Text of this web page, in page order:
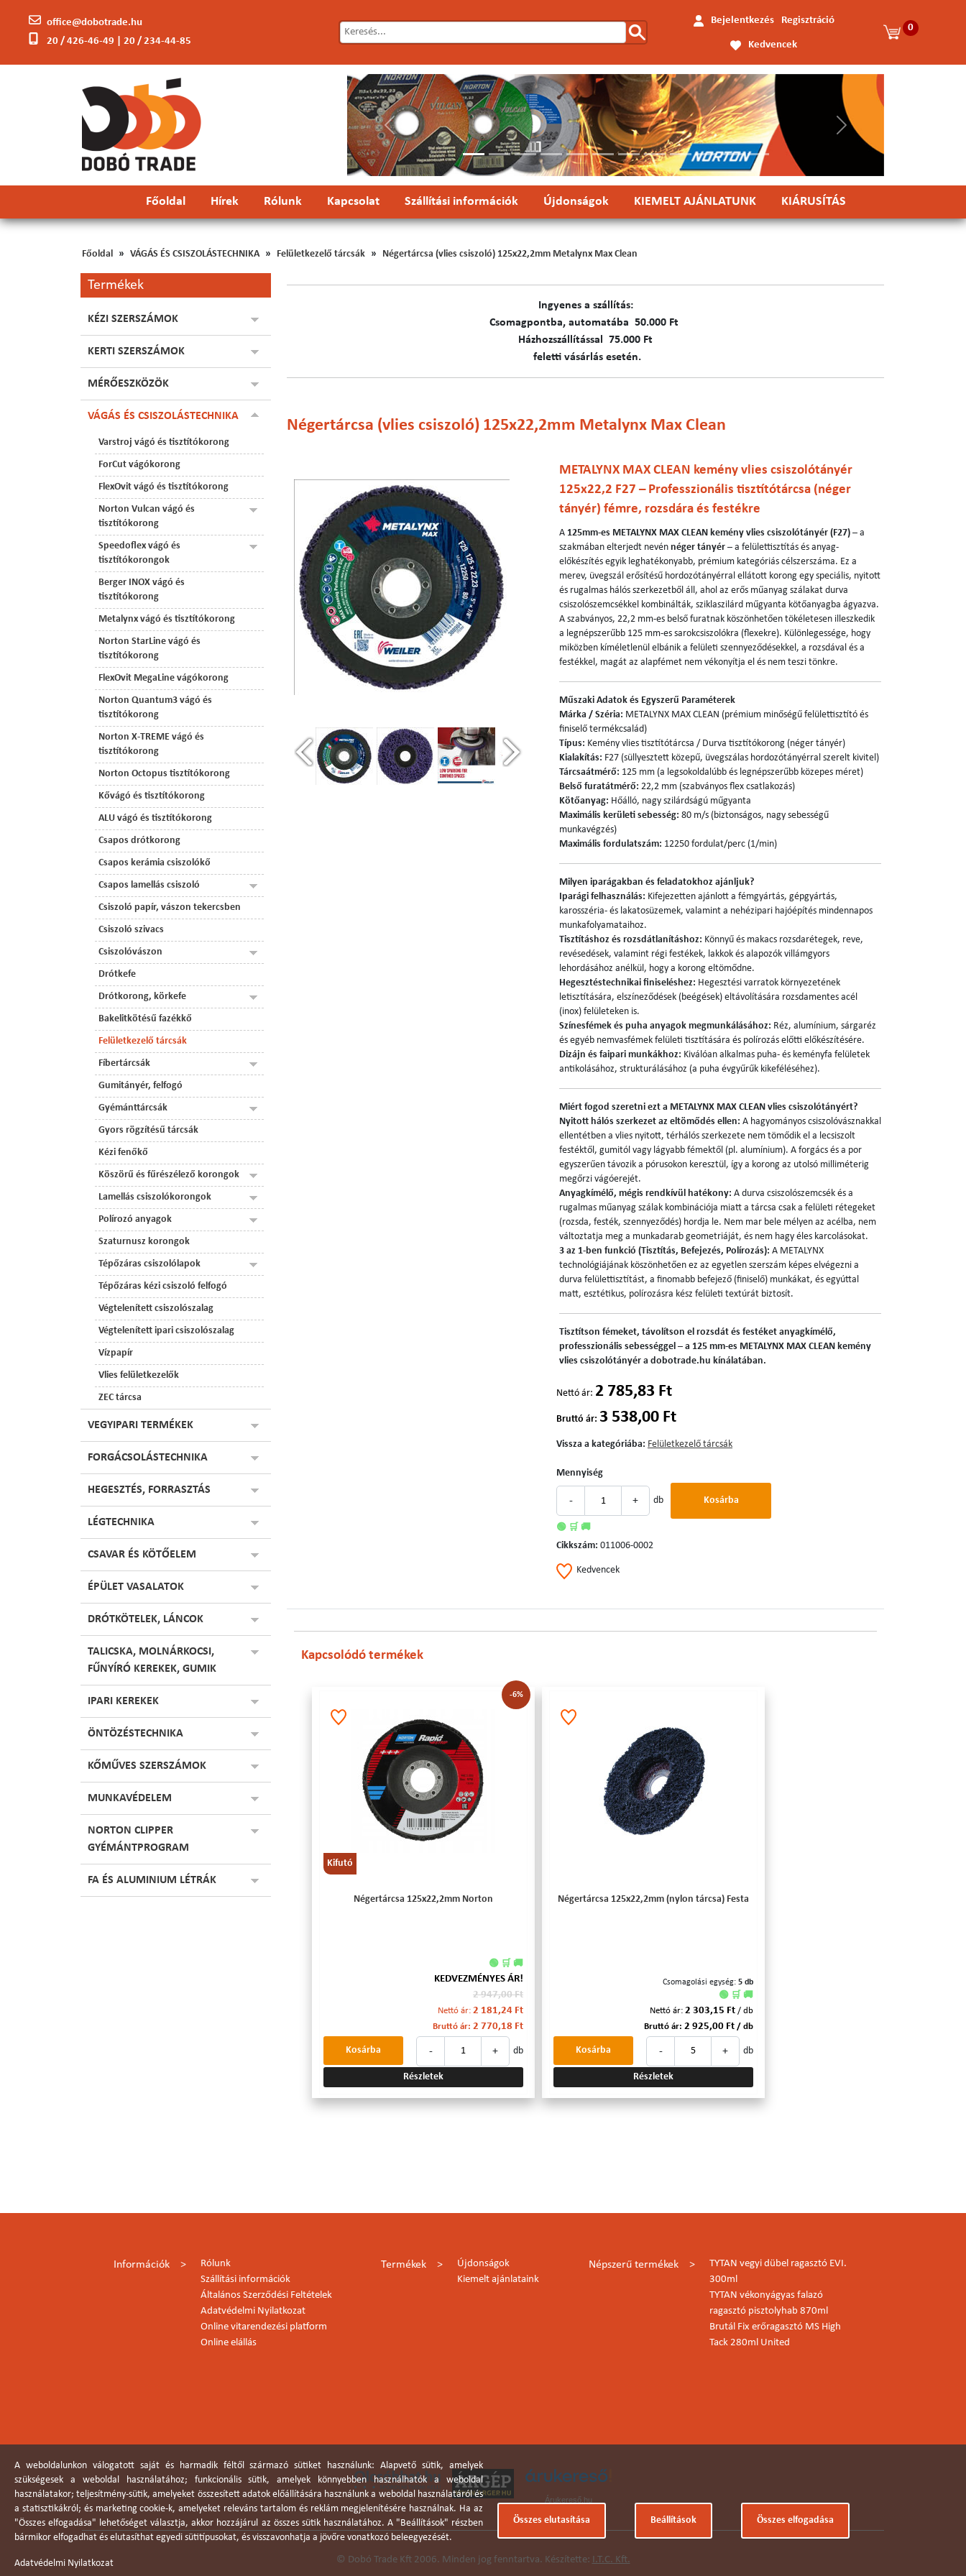
office@dobotrade.hu
20 / 426-46-49 | 20 / 234-44-85
Bejelentkezés Regisztráció
Kedvencek
0
Előző Következő
Főoldal Hírek Rólunk Kapcsolat Szállítási információk Újdonságok KIEMELT AJÁNLATUNK KIÁRUSÍTÁS
Főoldal VÁGÁS ÉS CSISZOLÁSTECHNIKA Felületkezelő tárcsák Négertárcsa (vlies csiszoló) 125x22,2mm Metalynx Max Clean
Termékek
KÉZI SZERSZÁMOK
KERTI SZERSZÁMOK
MÉRŐESZKÖZÖK
VÁGÁS ÉS CSISZOLÁSTECHNIKA
Varstroj vágó és tisztítókorong
ForCut vágókorong
FlexOvit vágó és tisztítókorong
Norton Vulcan vágó és
tisztítókorong
Speedoflex vágó és
tisztítókorongok
Berger INOX vágó és
tisztítókorong
Metalynx vágó és tisztítókorong
Norton StarLine vágó és
tisztítókorong
FlexOvit MegaLine vágókorong
Norton Quantum3 vágó és
tisztítókorong
Norton X-TREME vágó és
tisztítókorong
Norton Octopus tisztítókorong
Kővágó és tisztítókorong
ALU vágó és tisztítókorong
Csapos drótkorong
Csapos kerámia csiszolókő
Csapos lamellás csiszoló
Csiszoló papír, vászon tekercsben
Csiszoló szivacs
Csiszolóvászon
Drótkefe
Drótkorong, körkefe
Bakelitkötésű fazékkő
Felületkezelő tárcsák
Fíbertárcsák
Gumitányér, felfogó
Gyémánttárcsák
Gyors rögzítésű tárcsák
Kézi fenőkő
Köszörű és fűrészélező korongok
Lamellás csiszolókorongok
Polírozó anyagok
Szaturnusz korongok
Tépőzáras csiszolólapok
Tépőzáras kézi csiszoló felfogó
Végtelenített csiszolószalag
Végtelenített ipari csiszolószalag
Vízpapír
Vlies felületkezelők
ZEC tárcsa
VEGYIPARI TERMÉKEK
FORGÁCSOLÁSTECHNIKA
HEGESZTÉS, FORRASZTÁS
LÉGTECHNIKA
CSAVAR ÉS KÖTŐELEM
ÉPÜLET VASALATOK
DRÓTKÖTELEK, LÁNCOK
TALICSKA, MOLNÁRKOCSI,
FŰNYÍRÓ KEREKEK, GUMIK
IPARI KEREKEK
ÖNTÖZÉSTECHNIKA
KŐMŰVES SZERSZÁMOK
MUNKAVÉDELEM
NORTON CLIPPER
GYÉMÁNTPROGRAM
FA ÉS ALUMINIUM LÉTRÁK
Ingyenes a szállítás:
C​​​somagpontba, automatába 50.000 Ft
Házhozszállítással 75.000 Ft
feletti vásárlás esetén.
Négertárcsa (vlies csiszoló) 125x22,2mm Metalynx Max Clean
METALYNX MAX CLEAN kemény vlies csiszolótányér
125x22,2 F27 – Professzionális tisztítótárcsa (néger
tányér) fémre, rozsdára és festékre
A 125mm-es METALYNX MAX CLEAN kemény vlies csiszolótányér (F27) – a
szakmában elterjedt nevén néger tányér – a felülettisztítás és anyag-
előkészítés egyik leghatékonyabb, prémium kategóriás célszerszáma. Ez a
merev, üvegszál erősítésű hordozótányérral ellátott korong egy speciális, nyitott
és rugalmas hálós szerkezetből áll, ahol az erős műanyag szálakat durva
csiszolószemcsékkel kombinálták, sziklaszilárd műgyanta kötőanyagba ágyazva.
A szabványos, 22,2 mm-es belső furatnak köszönhetően tökéletesen illeszkedik
a legnépszerűbb 125 mm-es sarokcsiszolókra (flexekre). Különlegessége, hogy
miközben kíméletlenül elbánik a felületi szennyeződésekkel, a rozsdával és a
festékkel, magát az alapfémet nem vékonyítja el és nem teszi tönkre.
Műszaki Adatok és Egyszerű Paraméterek
Márka / Széria: METALYNX MAX CLEAN (prémium minőségű felülettisztító és
finiselő termékcsalád)
Típus: Kemény vlies tisztítótárcsa / Durva tisztítókorong (néger tányér)
Kialakítás: F27 (süllyesztett közepű, üvegszálas hordozótányérral szerelt kivitel)
Tárcsaátmérő: 125 mm (a legsokoldalúbb és legnépszerűbb közepes méret)
Belső furatátmérő: 22,2 mm (szabványos flex csatlakozás)
Kötőanyag: Hőálló, nagy szilárdságú műgyanta
Maximális kerületi sebesség: 80 m/s (biztonságos, nagy sebességű
munkavégzés)
Maximális fordulatszám: 12250 fordulat/perc (1/min)
Milyen iparágakban és feladatokhoz ajánljuk?
Iparági felhasználás: Kifejezetten ajánlott a fémgyártás, gépgyártás,
karosszéria- és lakatosüzemek, valamint a nehézipari hajóépítés mindennapos
munkafolyamataihoz.
Tisztításhoz és rozsdátlanításhoz: Könnyű és makacs rozsdarétegek, reve,
revésedések, valamint régi festékek, lakkok és alapozók villámgyors
lehordásához anélkül, hogy a korong eltömődne.
Hegesztéstechnikai finiseléshez: Hegesztési varratok környezetének
letisztítására, elszíneződések (beégések) eltávolítására rozsdamentes acél
(inox) felületeken is.
Színesfémek és puha anyagok megmunkálásához: Réz, alumínium, sárgaréz
és egyéb nemvasfémek felületi tisztítására és polírozás előtti előkészítésére.
Dizájn és faipari munkákhoz: Kiválóan alkalmas puha- és keményfa felületek
antikolásához, strukturálásához (a puha évgyűrűk kikeféléséhez).
Miért fogod szeretni ezt a METALYNX MAX CLEAN vlies csiszolótányért?
Nyitott hálós szerkezet az eltömődés ellen: A hagyományos csiszolóvásznakkal
ellentétben a vlies nyitott, térhálós szerkezete nem tömődik el a lecsiszolt
festéktől, gumitól vagy lágyabb fémektől (pl. alumínium). A forgács és a por
egyszerűen távozik a pórusokon keresztül, így a korong az utolsó milliméterig
megőrzi vágóerejét.
Anyagkímélő, mégis rendkívül hatékony: A durva csiszolószemcsék és a
rugalmas műanyag szálak kombinációja miatt a tárcsa csak a felületi rétegeket
(rozsda, festék, szennyeződés) hordja le. Nem mar bele mélyen az acélba, nem
változtatja meg a munkadarab geometriáját, és nem hagy éles karcolásokat.
3 az 1-ben funkció (Tisztítás, Befejezés, Polírozás): A METALYNX
technológiájának köszönhetően ez az egyetlen szerszám képes elvégezni a
durva felülettisztítást, a finomabb befejező (finiselő) munkákat, és egyúttal
matt, esztétikus, polírozásra kész felületi textúrát biztosít.
Tisztítson fémeket, távolítson el rozsdát és festéket anyagkímélő,
professzionális sebességgel – a 125 mm-es METALYNX MAX CLEAN kemény
vlies csiszolótányér a dobotrade.hu kínálatában.
Nettó ár: 2 785,83 Ft
Bruttó ár: 3 538,00 Ft
Vissza a kategóriába: Felületkezelő tárcsák
Mennyiség
- + db Kosárba
🟢 🛒 🚚
Cikkszám: 011006-0002
Kedvencek
Kapcsolódó termékek
-6%
Kifutó
Négertárcsa 125x22,2mm Norton
🟢 🛒 🚚
KEDVEZMÉNYES ÁR!
2 947,00 Ft
Nettó ár: 2 181,24 Ft
Bruttó ár: 2 770,18 Ft
- + db
Kosárba
Részletek
Négertárcsa 125x22,2mm (nylon tárcsa) Festa
Csomagolási egység: 5 db
🟢 🛒 🚚
Nettó ár: 2 303,15 Ft / db
Bruttó ár: 2 925,00 Ft / db
- + db
Kosárba
Részletek
Információk
Rólunk
Szállítási információk
Általános Szerződési Feltételek
Adatvédelmi Nyilatkozat
Online vitarendezési platform
Online elállás
Termékek
Újdonságok
Kiemelt ajánlataink
Népszerű termékek
TYTAN vegyi dübel ragasztó EVI.
300ml
TYTAN vékonyágyas falazó
ragasztó pisztolyhab 870ml
Brutál Fix erőragasztó MS High
Tack 280ml United
Árukereső.hu
© Dobó Trade Kft 2006. Minden jog fenntartva. Készítette: I.T.C. Kft.
A weboldalunkon válogatott saját és harmadik féltől származó sütiket használunk: Alapvető sütik, amelyek
szükségesek a weboldal használatához; funkcionális sütik, amelyek könnyebben használhatók a weboldal
használatakor; teljesítmény-sütik, amelyeket összesített adatok előállítására használunk a weboldal használatáról és
a statisztikákról; és marketing cookie-k, amelyeket releváns tartalom és reklám megjelenítésére használnak. Ha az
"Összes elfogadása" lehetőséget választja, akkor hozzájárul az összes sütik használatához. A "Beállítások" részben
bármikor elfogadhat és elutasíthat egyedi sütitípusokat, és visszavonhatja a jövőre vonatkozó beleegyezését.
Adatvédelmi Nyilatkozat
Összes elutasítása Beállítások Összes elfogadása